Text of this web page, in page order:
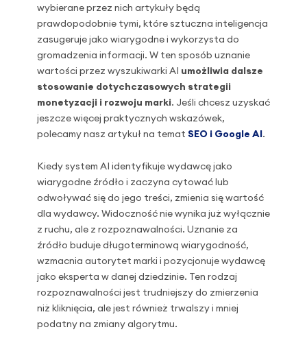
wybierane przez nich artykuły będą
prawdopodobnie tymi, które sztuczna inteligencja
zasugeruje jako wiarygodne i wykorzysta do
gromadzenia informacji. W ten sposób uznanie
wartości przez wyszukiwarki AI umożliwia dalsze
stosowanie dotychczasowych strategii
monetyzacji i rozwoju marki. Jeśli chcesz uzyskać
jeszcze więcej praktycznych wskazówek,
polecamy nasz artykuł na temat SEO i Google AI .
Kiedy system AI identyfikuje wydawcę jako
wiarygodne źródło i zaczyna cytować lub
odwoływać się do jego treści, zmienia się wartość
dla wydawcy. Widoczność nie wynika już wyłącznie
z ruchu, ale z rozpoznawalności. Uznanie za
źródło buduje długoterminową wiarygodność,
wzmacnia autorytet marki i pozycjonuje wydawcę
jako eksperta w danej dziedzinie. Ten rodzaj
rozpoznawalności jest trudniejszy do zmierzenia
niż kliknięcia, ale jest również trwalszy i mniej
podatny na zmiany algorytmu.